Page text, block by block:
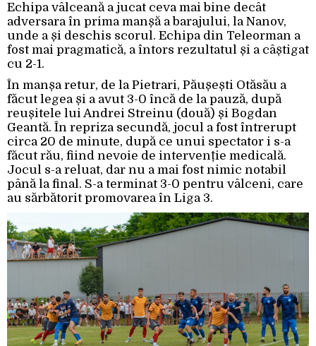
Echipa vâlceană a jucat ceva mai bine decât
adversara în prima manșă a barajului, la Nanov,
unde a și deschis scorul. Echipa din Teleorman a
fost mai pragmatică, a întors rezultatul și a câștigat
cu 2-1.
În manșa retur, de la Pietrari, Păușești Otăsău a
făcut legea și a avut 3-0 încă de la pauză, după
reușitele lui Andrei Streinu (două) și Bogdan
Geantă. În repriza secundă, jocul a fost întrerupt
circa 20 de minute, după ce unui spectator i s-a
făcut rău, fiind nevoie de intervenție medicală.
Jocul s-a reluat, dar nu a mai fost nimic notabil
până la final. S-a terminat 3-0 pentru vâlceni, care
au sărbătorit promovarea în Liga 3.